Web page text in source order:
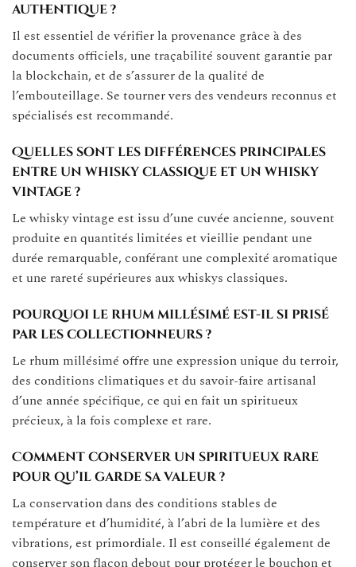
authentique ?
Il est essentiel de vérifier la provenance grâce à des
documents officiels, une traçabilité souvent garantie par
la blockchain, et de s’assurer de la qualité de
l’embouteillage. Se tourner vers des vendeurs reconnus et
spécialisés est recommandé.
Quelles sont les différences principales
entre un whisky classique et un whisky
vintage ?
Le whisky vintage est issu d’une cuvée ancienne, souvent
produite en quantités limitées et vieillie pendant une
durée remarquable, conférant une complexité aromatique
et une rareté supérieures aux whiskys classiques.
Pourquoi le rhum millésimé est-il si prisé
par les collectionneurs ?
Le rhum millésimé offre une expression unique du terroir,
des conditions climatiques et du savoir-faire artisanal
d’une année spécifique, ce qui en fait un spiritueux
précieux, à la fois complexe et rare.
Comment conserver un spiritueux rare
pour qu’il garde sa valeur ?
La conservation dans des conditions stables de
température et d’humidité, à l’abri de la lumière et des
vibrations, est primordiale. Il est conseillé également de
conserver son flacon debout pour protéger le bouchon et